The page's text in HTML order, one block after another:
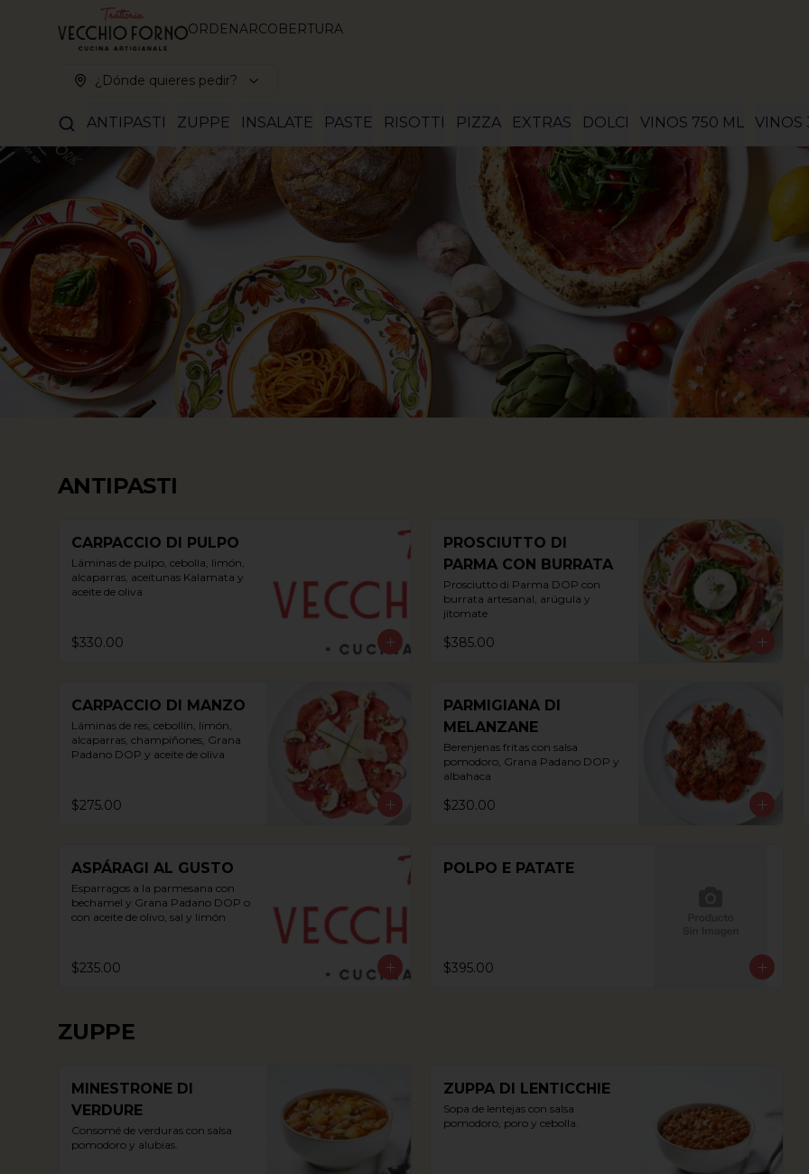
ORDENARCOBERTURA
¿Dónde quieres pedir?
ANTIPASTI ZUPPE INSALATE PASTE RISOTTI PIZZA EXTRAS DOLCI VINOS 750 ML VINOS
ANTIPASTI
CARPACCIO DI PULPO
Láminas de pulpo, cebolla, limón,
alcaparras, aceitunas Kalamata y
aceite de oliva
$330.00
PROSCIUTTO DI
PARMA CON BURRATA
Prosciutto di Parma DOP con
burrata artesanal, arúgula y
jitomate
$385.00
CARPACCIO DI MANZO
Láminas de res, cebollín, limón,
alcaparras, champiñones, Grana
Padano DOP y aceite de oliva
$275.00
PARMIGIANA DI
MELANZANE
Berenjenas fritas con salsa
pomodoro, Grana Padano DOP y
albahaca
$230.00
ASPÁRAGI AL GUSTO
Esparragos a la parmesana con
bechamel y Grana Padano DOP o
con aceite de olivo, sal y limón
$235.00
POLPO E PATATE
$395.00
ZUPPE
MINESTRONE DI
VERDURE
Consomé de verduras con salsa
pomodoro y alubias.
ZUPPA DI LENTICCHIE
Sopa de lentejas con salsa
pomodoro, poro y cebolla.